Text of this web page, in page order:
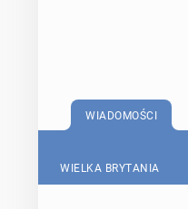
WIADOMOŚCI
WIELKA BRYTANIA